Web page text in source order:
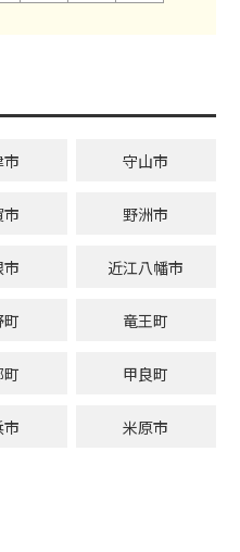
守山市
市 野洲市
市 近江八幡市
町 竜王町
町 甲良町
米原市